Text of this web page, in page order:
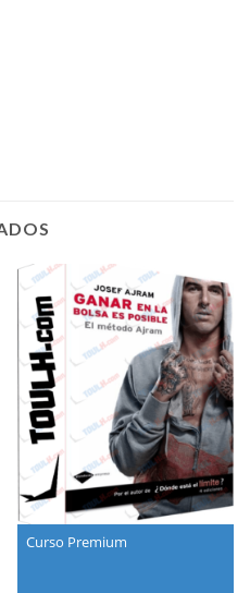
Curso Premium